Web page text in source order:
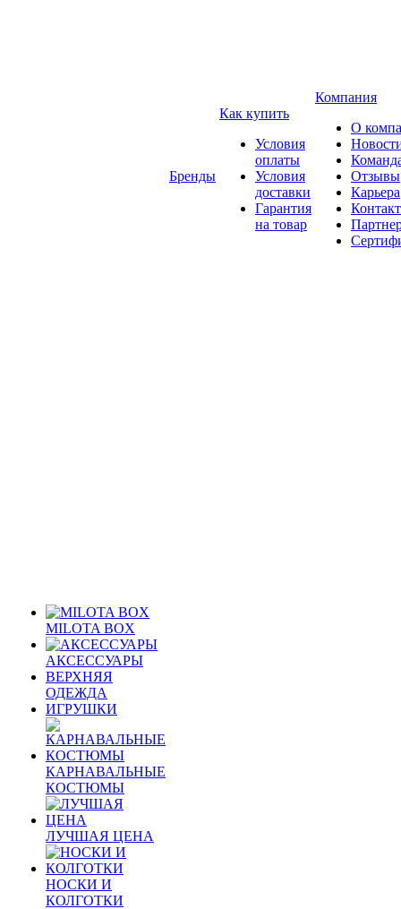
MILOTA BOX
АКСЕССУАРЫ
ВЕРХНЯЯ
ОДЕЖДА
ИГРУШКИ
КАРНАВАЛЬНЫЕ
КОСТЮМЫ
ЛУЧШАЯ ЦЕНА
НОСКИ И
КОЛГОТКИ
Бренды
Как купить
Условия
оплаты
Условия
доставки
Гарантия
на товар
Компания
О
Отзывы
Карьера